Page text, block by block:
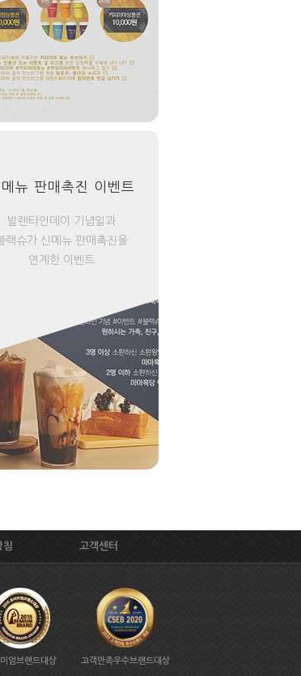
뉴 판매촉진 이벤트
발렌타인데이 기념일과
랙슈가 신메뉴 판매촉진을
연계한 이벤트
침 고객센터
엄브랜드대상 고객만족우수브랜드대상